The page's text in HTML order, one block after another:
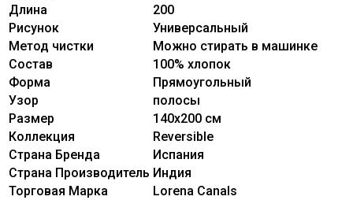
Длина
200
Рисунок
Универсальный
Метод чистки
Можно стирать в машинке
Состав
100% xлопок
Форма
Прямоугольный
Узор
полосы
Размер
140x200 см
Коллекция
Reversible
Страна Бренда
Испания
Страна Производитель Индия
Торговая Марка
Lorena Canals